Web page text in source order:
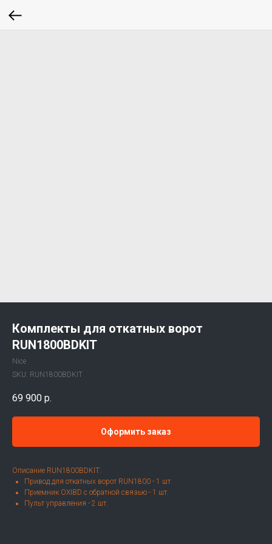
Комплекты для откатных ворот
RUN1800BDKIT
Nice
SKU: RUN1800BDKIT
69 900 р.
Оформить заказ
Описание RUN1800BDKIT:
Привод для откатных ворот RUN1800 - 1 шт.
Приемник OXIBD с обратной связью - 1 шт.
Пульт управления - 2 шт.